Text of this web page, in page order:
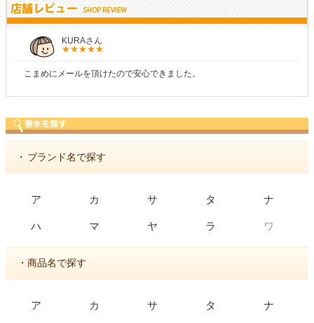
KURAさん
こまめにメールを頂けたので安心できました。
・ ブランド名で探す
ア カ サ タ ナ
ハ マ ヤ ラ ワ
・商品名で探す
ア カ サ タ ナ